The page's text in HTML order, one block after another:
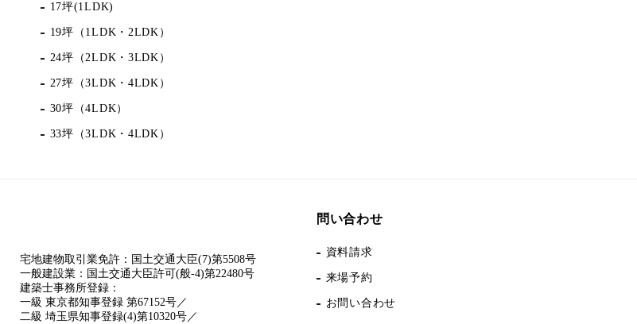
17坪(1LDK)
19坪（1LDK・2LDK）
24坪（2LDK・3LDK）
27坪（3LDK・4LDK）
30坪（4LDK）
33坪（3LDK・4LDK）
宅地建物取引業免許：国土交通大臣(7)第5508号
一般建設業：国土交通大臣許可(般-4)第22480号
建築士事務所登録：
一級 東京都知事登録 第67152号／
二級 埼玉県知事登録(4)第10320号／
問い合わせ
資料請求
来場予約
お問い合わせ